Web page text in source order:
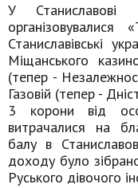
У
Станиславівські
Міщанського
(тепер -
Газовій (тепер -
3 корони від
витрачалися на
балу в
доходу було
Руського дівочого